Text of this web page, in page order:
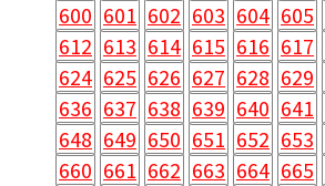
600 601 602 603 604 605
612 613 614 615 616 617
624 625 626 627 628 629
636 637 638 639 640 641
648 649 650 651 652 653
660 661 662 663 664 665